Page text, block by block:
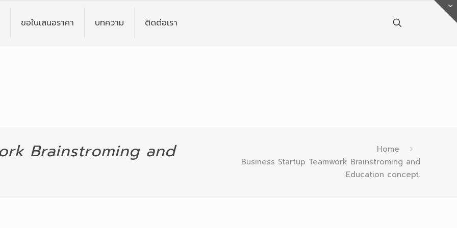
ขอใบเสนอราคา บทความ ติดต่อเรา
Brainstroming and
Home
Business Startup Teamwork Brainstroming and
Education concept.